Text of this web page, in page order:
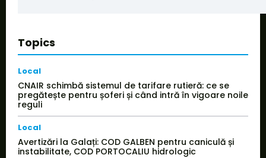
Topics
Local
CNAIR schimbă sistemul de tarifare rutieră: ce se
pregătește pentru șoferi și când intră în vigoare noile
reguli
Local
Avertizări la Galați: COD GALBEN pentru caniculă și
instabilitate, COD PORTOCALIU hidrologic